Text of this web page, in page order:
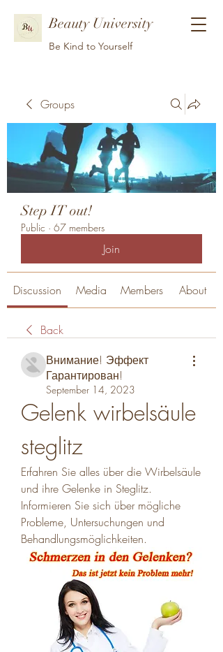
Beauty University
Be Kind to Yourself
Groups
Step IT out!
Public · 67 members
Join
Discussion Media Members About
Back
Внимание! Эффект
Гарантирован!
September 14, 2023
Gelenk wirbelsäule
steglitz
Erfahren Sie alles über die Wirbelsäule
und ihre Gelenke in Steglitz.
Informieren Sie sich über mögliche
Probleme, Untersuchungen und
Behandlungsmöglichkeiten.